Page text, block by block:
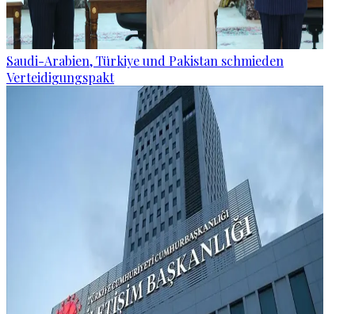
Saudi-Arabien, Türkiye und Pakistan schmieden
Verteidigungspakt